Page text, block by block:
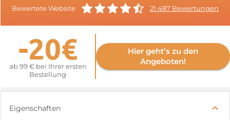
Bewertete Website 21.487 Bewertungen
-20€
ab 99 € bei Ihrer ersten
Bestellung
Hier geht’s zu den
Angeboten!
Eigenschaften